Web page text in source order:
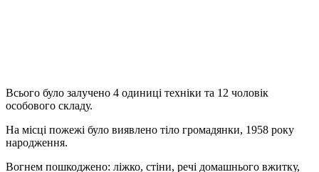
Всього було залучено 4 одиниці техніки та 12 чоловік
особового складу.
На місці пожежі було виявлено тіло громадянки, 1958 року
народження.
Вогнем пошкоджено: ліжко, стіни, речі домашнього вжитку,